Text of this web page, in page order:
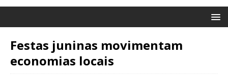
Festas juninas movimentam
economias locais